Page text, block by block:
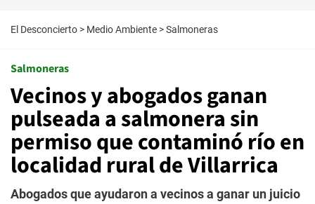
El Desconcierto > Medio Ambiente >Salmoneras
Salmoneras
Vecinos y abogados ganan
pulseada a salmonera sin
permiso que contaminó río en
localidad rural de Villarrica
Abogados que ayudaron a vecinos a ganar un juicio